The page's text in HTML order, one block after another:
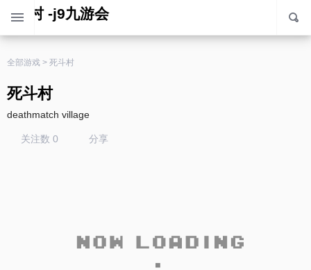
死斗村 -j9九游会
全部游戏 > 死斗村
死斗村
deathmatch village
关注数 0 分享